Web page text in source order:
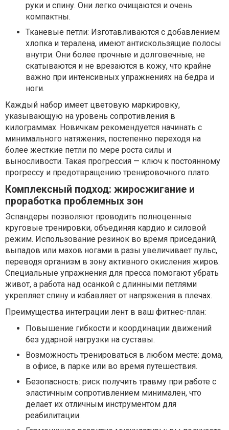
руки и спину. Они легко очищаются и очень
компактны.
Тканевые петли: Изготавливаются с добавлением
хлопка и тералена, имеют антискользящие полосы
внутри. Они более прочные и долговечные, не
скатываются и не врезаются в кожу, что крайне
важно при интенсивных упражнениях на бедра и
ноги.
Каждый набор имеет цветовую маркировку,
указывающую на уровень сопротивления в
килограммах. Новичкам рекомендуется начинать с
минимального натяжения, постепенно переходя на
более жесткие петли по мере роста силы и
выносливости. Такая прогрессия — ключ к постоянному
прогрессу и предотвращению тренировочного плато.
Комплексный подход: жиросжигание и
проработка проблемных зон
Эспандеры позволяют проводить полноценные
круговые тренировки, объединяя кардио и силовой
режим. Использование резинок во время приседаний,
выпадов или махов ногами в разы увеличивает пульс,
переводя организм в зону активного окисления жиров.
Специальные упражнения для пресса помогают убрать
живот, а работа над осанкой с длинными петлями
укрепляет спину и избавляет от напряжения в плечах.
Преимущества интеграции лент в ваш фитнес-план:
Повышение гибкости и координации движений
без ударной нагрузки на суставы.
Возможность тренироваться в любом месте: дома,
в офисе, в парке или во время путешествия.
Безопасность: риск получить травму при работе с
эластичным сопротивлением минимален, что
делает их отличным инструментом для
реабилитации.